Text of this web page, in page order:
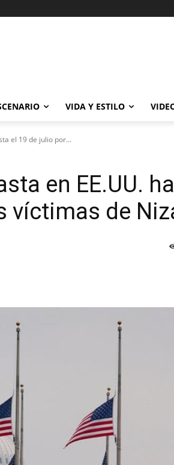
VIDA Y ESTILO
el 19 de julio por...
en EE.UU.
víctimas de